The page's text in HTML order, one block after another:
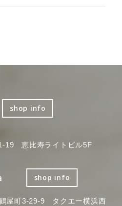
shop info
19 恵比寿ライトビル5F
shop info
屋町3-29-9 タクエー横浜西